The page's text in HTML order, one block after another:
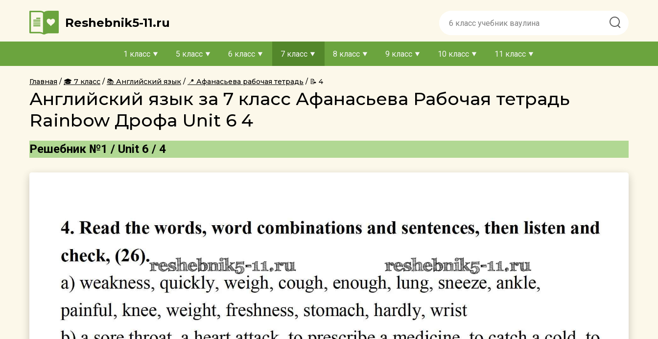
Reshebnik5-11.ru
1 класс 5 класс 6 класс 7 класс 8 класс 9 класс 10 класс 11 класс
Главная 🎓 7 класс 📚 Английский язык 📍 Афанасьева рабочая тетрадь 📝 4
Английский язык за 7 класс Афанасьева Рабочая тетрадь
Rainbow Дрофа Unit 6 4
Решебник №1 / Unit 6 / 4